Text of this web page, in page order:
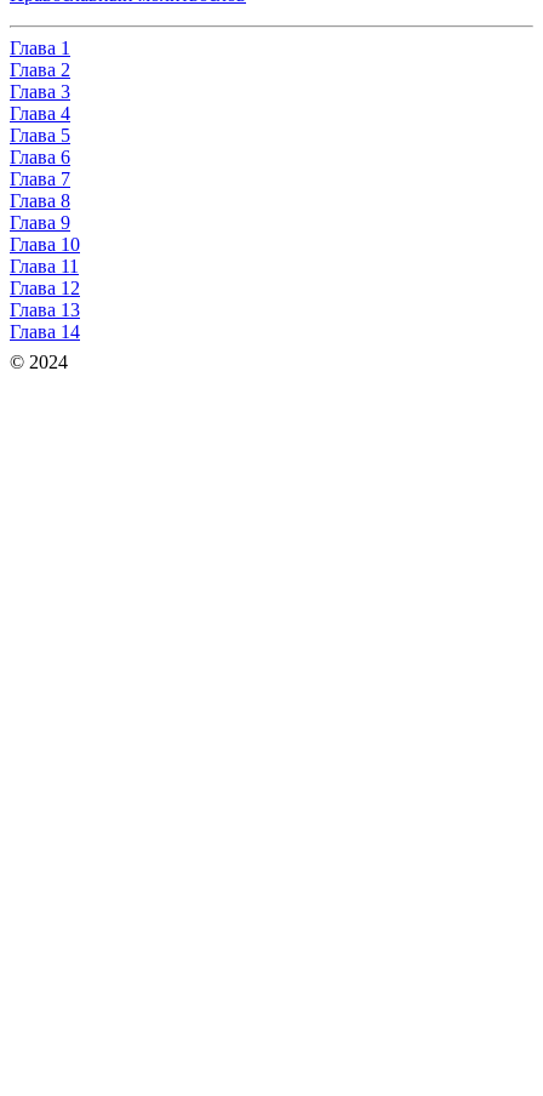
Глава 1
Глава 2
Глава 3
Глава 4
Глава 5
Глава 6
Глава 7
Глава 8
Глава 9
Глава 10
Глава 11
Глава 12
Глава 13
Глава 14
© 2024